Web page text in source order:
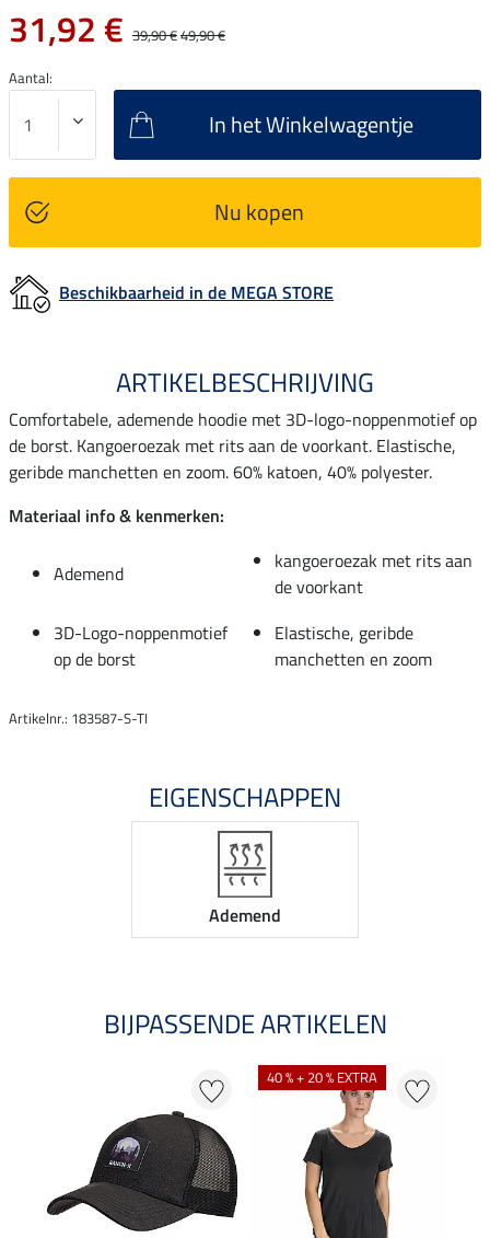
31,92 € 39,90 €49,90 €
Aantal:
In het Winkelwagentje
Nu kopen
Beschikbaarheid in de MEGA STORE
ARTIKELBESCHRIJVING
Comfortabele, ademende hoodie met 3D-logo-noppenmotief op
de borst. Kangoeroezak met rits aan de voorkant. Elastische,
geribde manchetten en zoom. 60% katoen, 40% polyester.
Materiaal info & kenmerken:
Ademend
kangoeroezak met rits aan
de voorkant
3D-Logo-noppenmotief
op de borst
Elastische, geribde
manchetten en zoom
Artikelnr.: 183587-S-TI
EIGENSCHAPPEN
Ademend
BIJPASSENDE ARTIKELEN
40 % + 20 % EXTRA